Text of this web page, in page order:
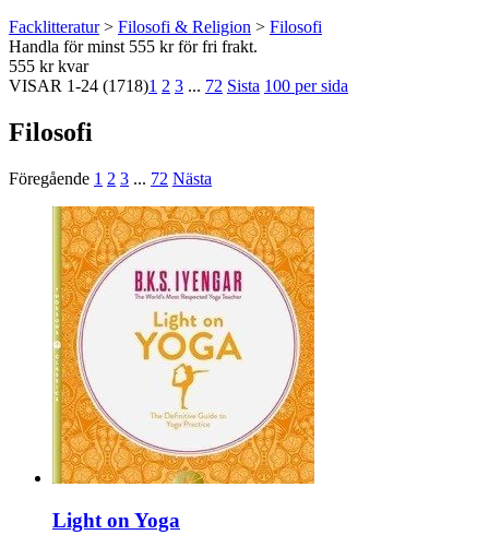
Facklitteratur> Filosofi & Religion > Filosofi
Handla för minst 555 kr för fri frakt.
555 kr kvar
VISAR 1-24 (1718)1 2 3 ... 72 Sista 100 per sida
Filosofi
Föregående 1 2 3 ... 72 Nästa
Light on Yoga